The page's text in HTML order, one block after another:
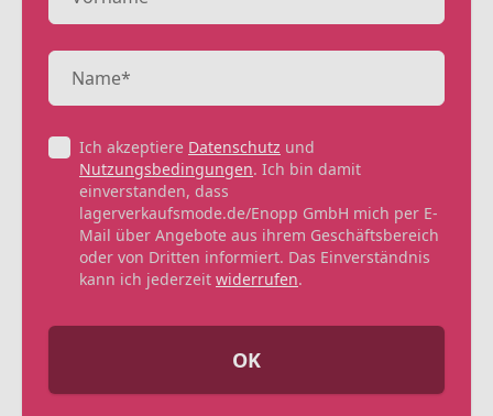
Ich akzeptiere Datenschutz und
Nutzungsbedingungen. Ich bin damit
einverstanden, dass
lagerverkaufsmode.de/Enopp GmbH mich per E-
Mail über Angebote aus ihrem Geschäftsbereich
oder von Dritten informiert. Das Einverständnis
kann ich jederzeit widerrufen.
OK